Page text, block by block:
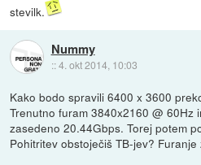
stevilk.
Nummy
::4. okt 2014, 10:03
Kako bodo spravili 6400 x 3600
Trenutno furam 3840x2160 @ 60Hz
zasedeno 20.44Gbps. Torej potem
Pohitritev obstoječiš TB-jev?